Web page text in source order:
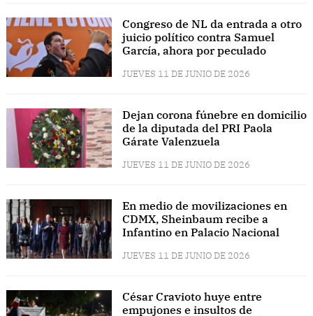
Congreso de NL da entrada a otro
juicio político contra Samuel
García, ahora por peculado
JUEVES 11 DE JUNIO DE 2026
Dejan corona fúnebre en domicilio
de la diputada del PRI Paola
Gárate Valenzuela
JUEVES 11 DE JUNIO DE 2026
En medio de movilizaciones en
CDMX, Sheinbaum recibe a
Infantino en Palacio Nacional
JUEVES 11 DE JUNIO DE 2026
César Cravioto huye entre
empujones e insultos de